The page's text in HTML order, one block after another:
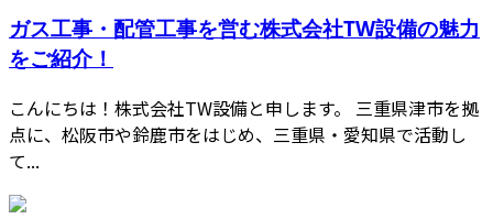
ガス工事・配管工事を営む株式会社TW設備の魅力
をご紹介！
こんにちは！株式会社TW設備と申します。 三重県津市を拠
点に、松阪市や鈴鹿市をはじめ、三重県・愛知県で活動し
て...